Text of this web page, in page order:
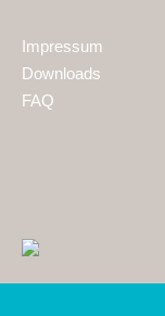
Impressum
Downloads
FAQ